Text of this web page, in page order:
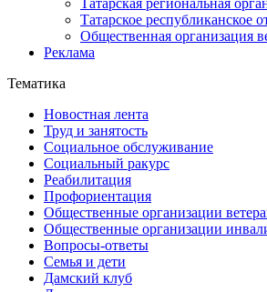
Татарская региональная
Татарское
Общественная организация
Реклама
Тематика
Новостная лента
Труд и занятость
Социальное обслуживание
Социальный ракурс
Реабилитация
Профориентация
Общественные организации
Общественные организации
Вопросы-ответы
Семья и дети
Дамский клуб